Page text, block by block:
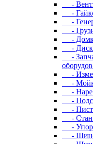
-
-
-
-
-
-
-
-
-
-
-
-
-
-
-